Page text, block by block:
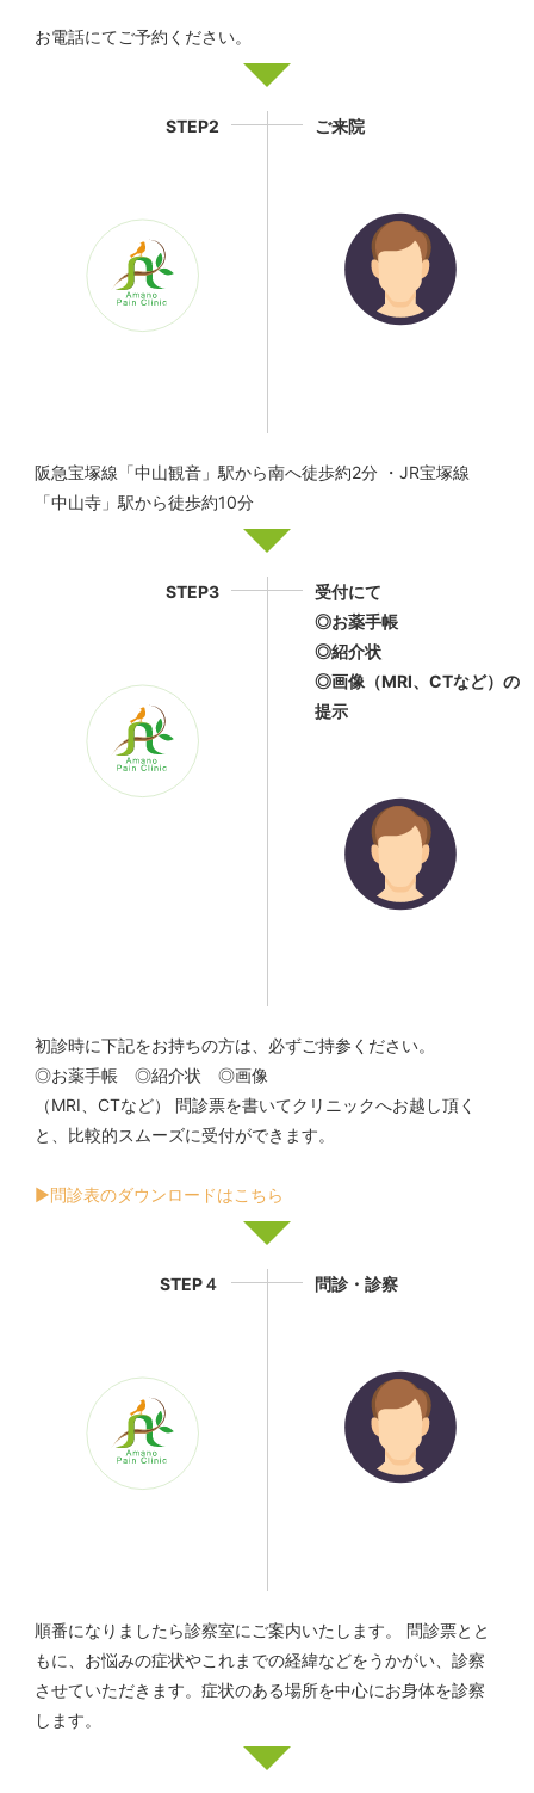
お電話にてご予約ください。
STEP2 ご来院
阪急宝塚線「中山観音」駅から南へ徒歩約2分 ・JR宝塚線
「中山寺」駅から徒歩約10分
STEP3
受付にて
◎お薬手帳
◎紹介状
◎画像（MRI、CTなど）の
提示
初診時に下記をお持ちの方は、必ずご持参ください。
◎お薬手帳 ◎紹介状 ◎画像
（MRI、CTなど） 問診票を書いてクリニックへお越し頂く
と、比較的スムーズに受付ができます。
▶︎問診表のダウンロードはこちら
STEP４ 問診・診察
順番になりましたら診察室にご案内いたします。 問診票とと
もに、お悩みの症状やこれまでの経緯などをうかがい、診察
させていただきます。症状のある場所を中心にお身体を診察
します。